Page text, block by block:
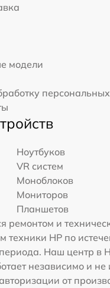
модели
Ноутбуков
VR систем
Моноблоков
Мониторов
Планшетов
ремонтом и
техники HP по
Наш центр в
независимо и не
от